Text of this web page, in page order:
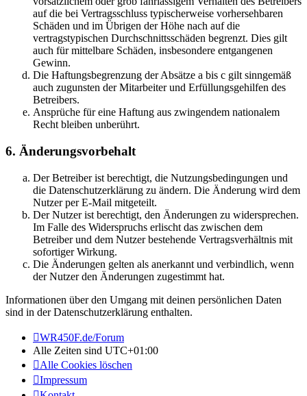
auf die bei Vertragsschluss typischerweise vorhersehbaren
Schäden und im Übrigen der Höhe nach auf die
vertragstypischen Durchschnittsschäden begrenzt. Dies gilt
auch für mittelbare Schäden, insbesondere entgangenen
Gewinn.
Die Haftungsbegrenzung der Absätze a bis c gilt sinngemäß
auch zugunsten der Mitarbeiter und Erfüllungsgehilfen des
Betreibers.
Ansprüche für eine Haftung aus zwingendem nationalem
Recht bleiben unberührt.
6. Änderungsvorbehalt
Der Betreiber ist berechtigt, die Nutzungsbedingungen und
die Datenschutzerklärung zu ändern. Die Änderung wird dem
Nutzer per E-Mail mitgeteilt.
Der Nutzer ist berechtigt, den Änderungen zu widersprechen.
Im Falle des Widerspruchs erlischt das zwischen dem
Betreiber und dem Nutzer bestehende Vertragsverhältnis mit
sofortiger Wirkung.
Die Änderungen gelten als anerkannt und verbindlich, wenn
der Nutzer den Änderungen zugestimmt hat.
Informationen über den Umgang mit deinen persönlichen Daten
sind in der Datenschutzerklärung enthalten.
WR450F.de/Forum
Alle Zeiten sind UTC+01:00
Alle Cookies löschen
Impressum